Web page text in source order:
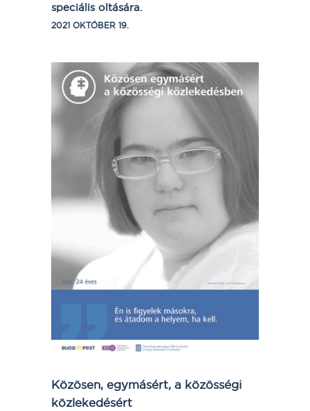
speciális oltására.
2021 OKTÓBER 19.
Közösen, egymásért, a közösségi
közlekedésért